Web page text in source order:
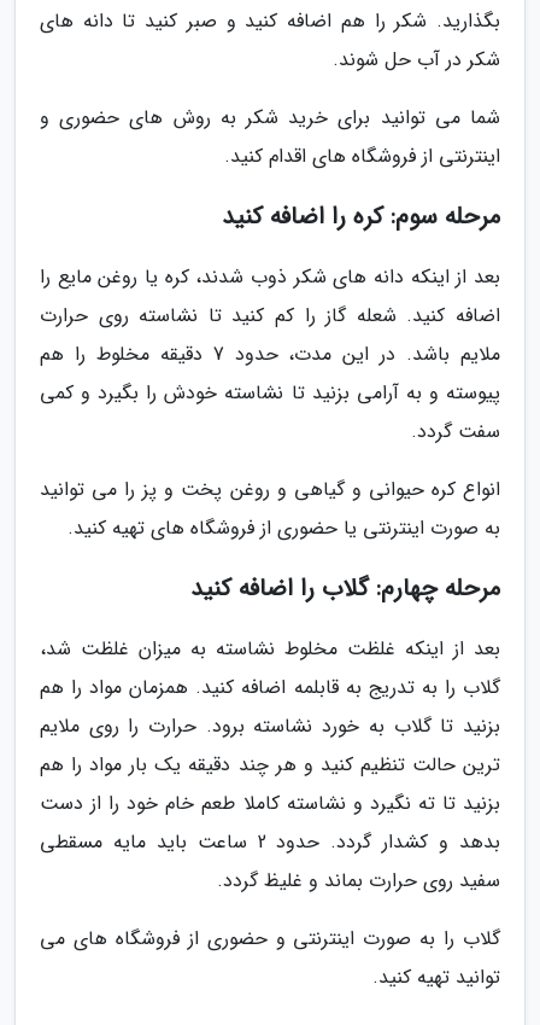
بگذارید. شکر را هم اضافه کنید و صبر کنید تا دانه های
شکر در آب حل شوند.
شما می توانید برای خرید شکر به روش های حضوری و
اینترنتی از فروشگاه های اقدام کنید.
مرحله سوم: کره را اضافه کنید
بعد از اینکه دانه های شکر ذوب شدند، کره یا روغن مایع را
اضافه کنید. شعله گاز را کم کنید تا نشاسته روی حرارت
ملایم باشد. در این مدت، حدود 7 دقیقه مخلوط را هم
پیوسته و به آرامی بزنید تا نشاسته خودش را بگیرد و کمی
سفت گردد.
انواع کره حیوانی و گیاهی و روغن پخت و پز را می توانید
به صورت اینترنتی یا حضوری از فروشگاه های تهیه کنید.
مرحله چهارم: گلاب را اضافه کنید
بعد از اینکه غلظت مخلوط نشاسته به میزان غلظت شد،
گلاب را به تدریج به قابلمه اضافه کنید. همزمان مواد را هم
بزنید تا گلاب به خورد نشاسته برود. حرارت را روی ملایم
ترین حالت تنظیم کنید و هر چند دقیقه یک بار مواد را هم
بزنید تا ته نگیرد و نشاسته کاملا طعم خام خود را از دست
بدهد و کشدار گردد. حدود 2 ساعت باید مایه مسقطی
سفید روی حرارت بماند و غلیظ گردد.
گلاب را به صورت اینترنتی و حضوری از فروشگاه های می
توانید تهیه کنید.